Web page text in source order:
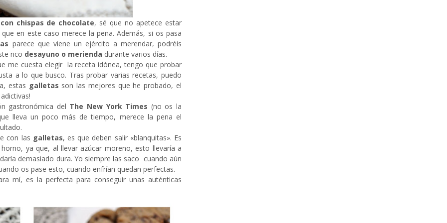
chispas de chocolate, sé que no apetece estar
en este caso merece la pena. Además, si os pasa
parece que viene un ejército a merendar, podréis
rico desayuno o merienda durante varios días.
me cuesta elegir la receta idónea, tengo que probar
a lo que busco. Tras probar varias recetas, puedo
estas galletas son las mejores que he probado, el
gastronómica del The New York Times (no os la
lleva un poco más de tiempo, merece la pena el
con las galletas, es que deben salir «blanquitas». Es
ya que, al llevar azúcar moreno, esto llevaría a
demasiado dura. Yo siempre las saco cuando aún
os pase esto, cuando enfrían quedan perfectas.
mí, es la perfecta para conseguir unas auténticas